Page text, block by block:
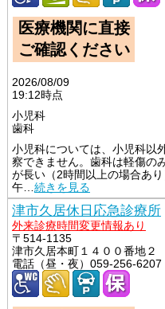
医療機関に直接
ご確認ください
2026/08/09
19:12時点
小児科
歯科
小児科については、小児科以
察できません。歯科は軽傷の
が長い（2時間以上の場合あ
午… 続きを見る
津市久居休日応急診療所
外来診療時間変更情報あり
〒514-1135
津市久居本町１４００番地
電話（昼・夜）059-256-6207